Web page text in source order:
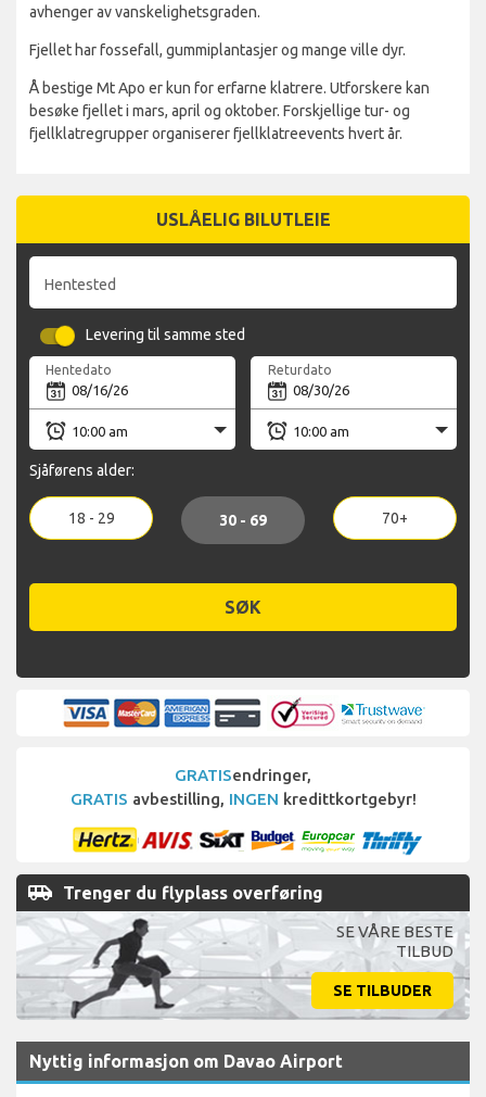
avhenger av vanskelighetsgraden.
Fjellet har fossefall, gummiplantasjer og mange ville dyr.
Å bestige Mt Apo er kun for erfarne klatrere. Utforskere kan
besøke fjellet i mars, april og oktober. Forskjellige tur- og
fjellklatregrupper organiserer fjellklatreevents hvert år.
USLÅELIG BILUTLEIE
Hentested
Levering til samme sted
Hentedato Returdato
Sjåførens alder:
18 - 29 30 - 69 70+
SØK
GRATISendringer,
GRATIS avbestilling, INGEN kredittkortgebyr!
airport_shuttle Trenger du flyplass overføring
SE VÅRE BESTE
TILBUD
SE TILBUDER
Nyttig informasjon om Davao Airport